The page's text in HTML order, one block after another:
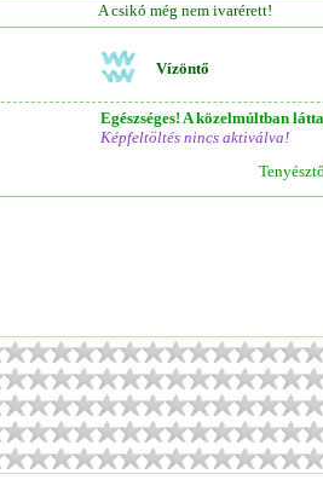
A csikó még nem ivarérett!
Vízöntő
Egészséges! A közelmúltban
Képfeltöltés nincs aktiválva!